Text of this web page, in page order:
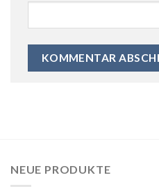
NEUE PRODUKTE